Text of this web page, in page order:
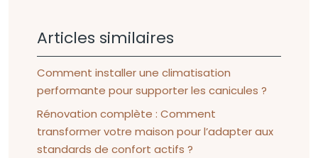
Articles similaires
Comment installer une climatisation
performante pour supporter les canicules ?
Rénovation complète : Comment
transformer votre maison pour l’adapter aux
standards de confort actifs ?